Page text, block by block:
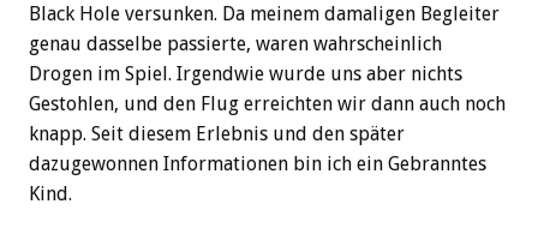
Black Hole versunken. Da meinem damaligen Begleiter
genau dasselbe passierte, waren wahrscheinlich
Drogen im Spiel. Irgendwie wurde uns aber nichts
Gestohlen, und den Flug erreichten wir dann auch noch
knapp. Seit diesem Erlebnis und den später
dazugewonnen Informationen bin ich ein Gebranntes
Kind.